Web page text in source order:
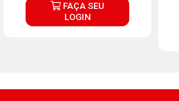
FAÇA SEU
LOGIN